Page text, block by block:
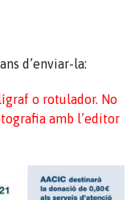
d’enviar-la:
o rotulador. No
amb l’editor